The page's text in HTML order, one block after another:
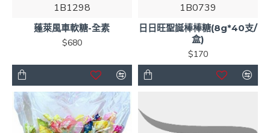
1B1298
蓬萊風車軟糖-全素
$680
1B0739
日日旺聖誕棒棒糖(8g*40支/
盒)
$170